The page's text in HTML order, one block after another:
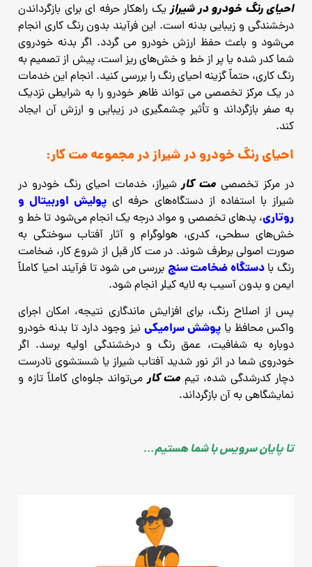
احیای رنگ خودرو در شیرازیک راهکار حرفه‌ ای برای بازگرداندن
درخشندگی و زیبایی بدنه است. این فرآیند بدون رنگ ‌کاری انجام
می‌شود و باعث حفظ ارزش خودرو می‌ گردد. اگر بدنه خودروی
شما کدر شده یا پر از خط و خش‌های ریز است، پیش از تصمیم به
رنگ ‌کاری، حتماً گزینه احیای رنگ را بررسی کنید. انجام این خدمات
در یک مرکز تخصصی می ‌تواند ظاهر خودرو را به شرایطی نزدیک
به صفر بازگرداند و تأثیر چشمگیری در زیبایی و ارزش آن ایجاد
کند.
احیای رنگ خودرو در شیراز در مجموعه مت کار:
در مرکز تخصصی مت کارشیراز، خدمات احیای رنگ خودرو در
شیراز با استفاده از دستگاه‌های حرفه‌ ای پولیش اوربیتال و
روتاری، پدهای تخصصی و مواد درجه یک انجام می‌شود تا خط و
خش‌های سطحی، کدری، هولوگرام و آثار آفتاب ‌سوختگی به
‌صورت اصولی برطرف شوند. در مت کار قبل از شروع کار، ضخامت
رنگ بادستگاه ضخامت‌ سنج بررسی می ‌شود تا فرآیند احیا کاملاً
ایمن و بدون آسیب به لایه کیلر انجام شود.
پس از اصلاح رنگ، برای افزایش ماندگاری نتیجه، امکان اجرای
واکس محافظ یاپوشش سرامیکی نیز وجود دارد تا بدنه خودرو
دوباره به شفافیت، عمق رنگ و درخشندگی اولیه برسد. اگر
خودروی شما در اثر نور شدید آفتاب شیراز یا شستشوی نادرست
دچار کدرشدگی شده، تیم مت کار می‌تواند جلوه‌ای کاملاً تازه و
نمایشگاهی به آن بازگرداند.
تا پایان سرویس با شما هستیم…